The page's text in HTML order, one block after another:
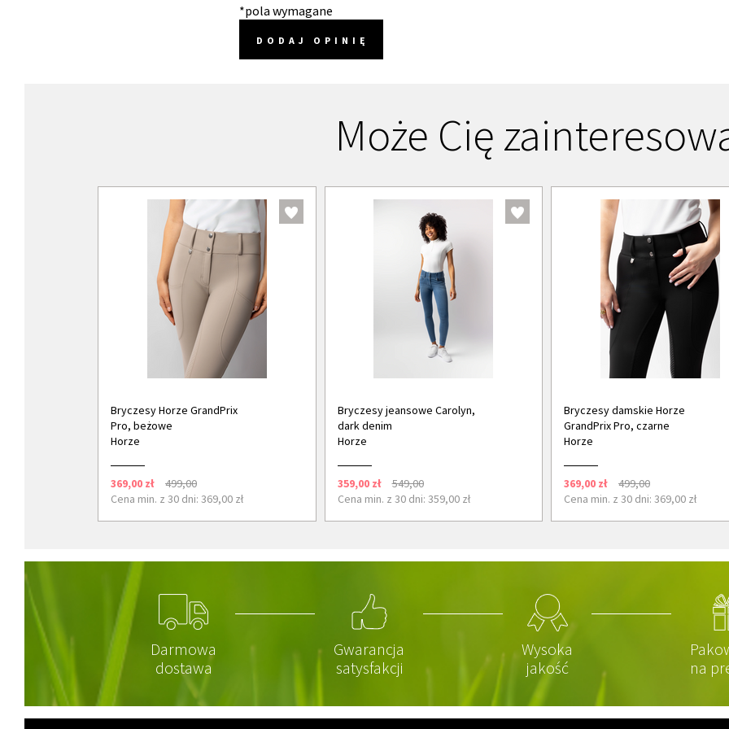
*pola wymagane
DODAJ OPINIĘ
Może Cię
Bryczesy Horze GrandPrix
Pro, beżowe
Horze
369,00 zł
499,00
Cena min. z 30 dni: 369,00 zł
Bryczesy jeansowe Carolyn,
dark denim
Horze
359,00 zł
549,00
Cena min. z 30 dni: 359,00 zł
Bryczesy damskie Horze
GrandPrix Pro, czarne
Horze
369,00 zł
499,00
Cena min. z 30 dni: 369,00 zł
Darmowa
dostawa
Gwarancja
satysfakcji
Wysoka
jakość
na